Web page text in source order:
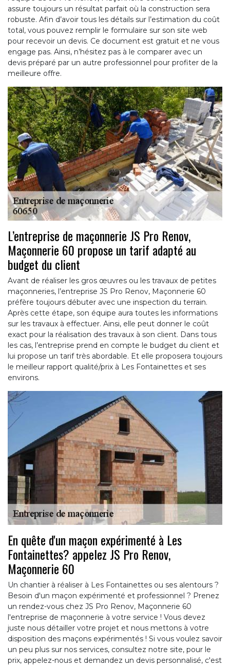
assure toujours un résultat parfait où la construction sera
robuste. Afin d’avoir tous les détails sur l’estimation du coût
total, vous pouvez remplir le formulaire sur son site web
pour recevoir un devis. Ce document est gratuit et ne vous
engage pas. Ainsi, n’hésitez pas à le comparer avec un
devis préparé par un autre professionnel pour profiter de la
meilleure offre.
L’entreprise de maçonnerie JS Pro Renov,
Maçonnerie 60 propose un tarif adapté au
budget du client
Avant de réaliser les gros œuvres ou les travaux de petites
maçonneries, l’entreprise JS Pro Renov, Maçonnerie 60
préfère toujours débuter avec une inspection du terrain.
Après cette étape, son équipe aura toutes les informations
sur les travaux à effectuer. Ainsi, elle peut donner le coût
exact pour la réalisation des travaux à son client. Dans tous
les cas, l’entreprise prend en compte le budget du client et
lui propose un tarif très abordable. Et elle proposera toujours
le meilleur rapport qualité/prix à Les Fontainettes et ses
environs.
En quête d'un maçon expérimenté à Les
Fontainettes? appelez JS Pro Renov,
Maçonnerie 60
Un chantier à réaliser à Les Fontainettes ou ses alentours ?
Besoin d'un maçon expérimenté et professionnel ? Prenez
un rendez-vous chez JS Pro Renov, Maçonnerie 60
l'entreprise de maçonnerie à votre service ! Vous devez
juste nous détailler votre projet et nous mettons à votre
disposition des maçons expérimentés ! Si vous voulez savoir
un peu plus sur nos services, consultez notre site, pour le
prix, appelez-nous et demandez un devis personnalisé, c'est